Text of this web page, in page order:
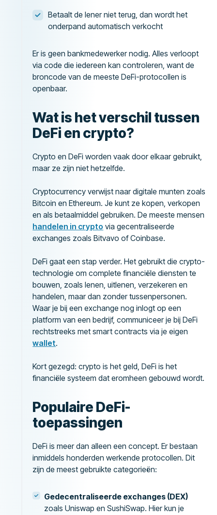
Betaalt de lener niet terug, dan wordt het
onderpand automatisch verkocht
Er is geen bankmedewerker nodig. Alles verloopt
via code die iedereen kan controleren, want de
broncode van de meeste DeFi-protocollen is
openbaar.
Wat is het verschil tussen
DeFi en crypto?
Crypto en DeFi worden vaak door elkaar gebruikt,
maar ze zijn niet hetzelfde.
Cryptocurrency verwijst naar digitale munten zoals
Bitcoin en Ethereum. Je kunt ze kopen, verkopen
en als betaalmiddel gebruiken. De meeste mensen
handelen in crypto via gecentraliseerde
exchanges zoals Bitvavo of Coinbase.
DeFi gaat een stap verder. Het gebruikt die crypto-
technologie om complete financiële diensten te
bouwen, zoals lenen, uitlenen, verzekeren en
handelen, maar dan zonder tussenpersonen.
Waar je bij een exchange nog inlogt op een
platform van een bedrijf, communiceer je bij DeFi
rechtstreeks met smart contracts via je eigen
wallet.
Kort gezegd: crypto is het geld, DeFi is het
financiële systeem dat eromheen gebouwd wordt.
Populaire DeFi-
toepassingen
DeFi is meer dan alleen een concept. Er bestaan
inmiddels honderden werkende protocollen. Dit
zijn de meest gebruikte categorieën:
Gedecentraliseerde exchanges (DEX)
zoals Uniswap en SushiSwap. Hier kun je